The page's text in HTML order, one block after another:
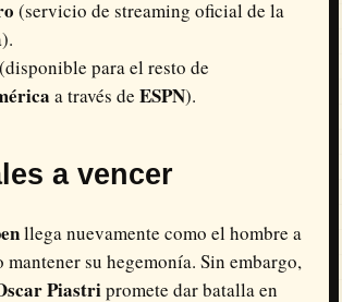
(servicio de streaming oficial de la
(disponible para el resto de
a través de ESPN).
a vencer
llega nuevamente como el hombre a
mantener su hegemonía. Sin embargo,
Piastripromete dar batalla en